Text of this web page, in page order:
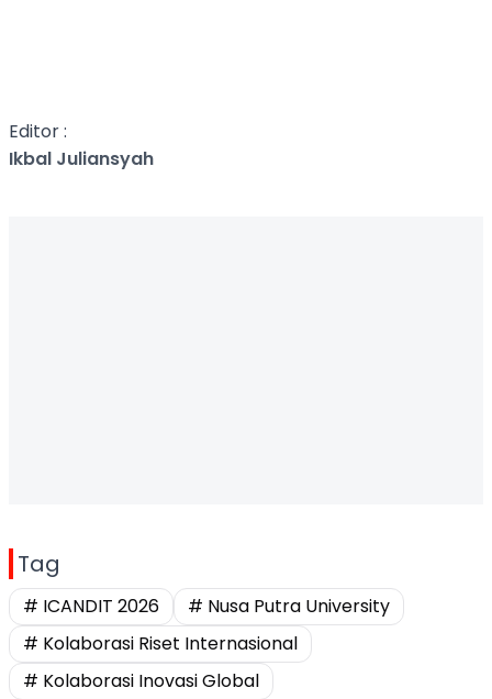
Editor :
Ikbal Juliansyah
Tag
# ICANDIT 2026
# Nusa Putra University
# Kolaborasi Riset Internasional
# Kolaborasi Inovasi Global